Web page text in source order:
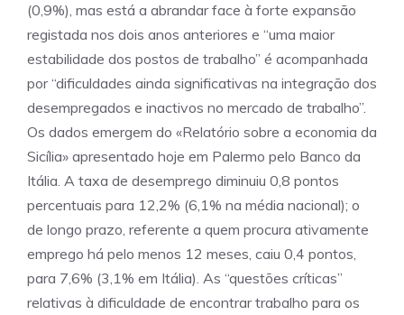
(0,9%), mas está a abrandar face à forte expansão
registada nos dois anos anteriores e “uma maior
estabilidade dos postos de trabalho” é acompanhada
por “dificuldades ainda significativas na integração dos
desempregados e inactivos no mercado de trabalho”.
Os dados emergem do «Relatório sobre a economia da
Sicília» apresentado hoje em Palermo pelo Banco da
Itália. A taxa de desemprego diminuiu 0,8 pontos
percentuais para 12,2% (6,1% na média nacional); o
de longo prazo, referente a quem procura ativamente
emprego há pelo menos 12 meses, caiu 0,4 pontos,
para 7,6% (3,1% em Itália). As “questões críticas”
relativas à dificuldade de encontrar trabalho para os